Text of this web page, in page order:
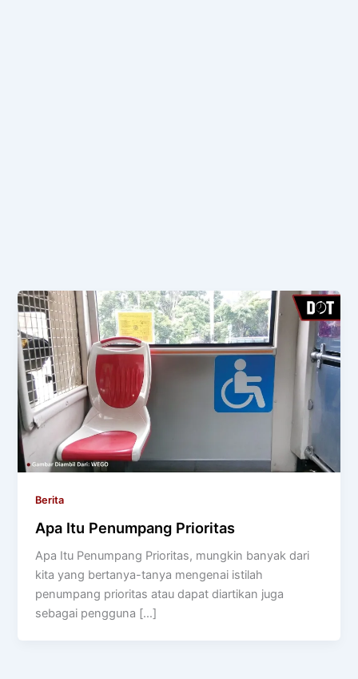
Berita
Apa Itu Penumpang Prioritas
Apa Itu Penumpang Prioritas, mungkin banyak dari
kita yang bertanya-tanya mengenai istilah
penumpang prioritas atau dapat diartikan juga
sebagai pengguna […]